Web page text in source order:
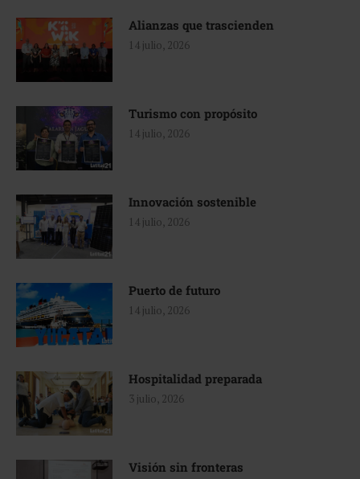
Alianzas que trascienden
14 julio, 2026
Turismo con propósito
14 julio, 2026
Innovación sostenible
14 julio, 2026
Puerto de futuro
14 julio, 2026
Hospitalidad preparada
3 julio, 2026
Visión sin fronteras